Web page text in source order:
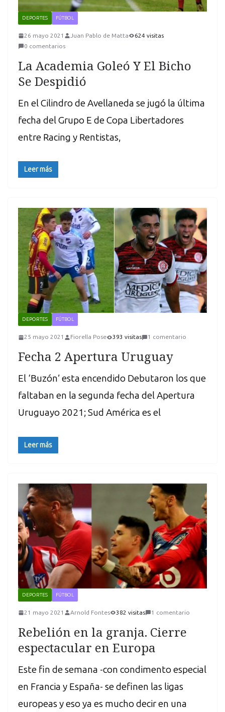
DEPORTES FÚTBOL
26 mayo 2021 Juan Pablo de Matta
624 visitas
0 comentarios
La Academia Goleó Y El Bicho
Se Despidió
En el Cilindro de Avellaneda se jugó la última
fecha del Grupo E de Copa Libertadores
entre Racing y Rentistas,
Leer más
DEPORTES FÚTBOL
25 mayo 2021 Fiorella Pose 393 visitas 1 comentario
Fecha 2 Apertura Uruguay
El ‘Buzón’ esta encendido Debutaron los que
faltaban en la segunda fecha del Apertura
Uruguayo 2021; Sud América es el
Leer más
DEPORTES FÚTBOL
21 mayo 2021 Arnold Fontes 382 visitas 1 comentario
Rebelión en la granja. Cierre
espectacular en Europa
Este fin de semana -con condimento especial
en Francia y España- se definen las ligas
europeas y eso ya es mucho decir en una